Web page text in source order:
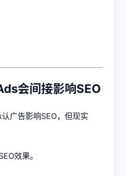
会间接影响SEO
广告影响SEO，但现实
效果。